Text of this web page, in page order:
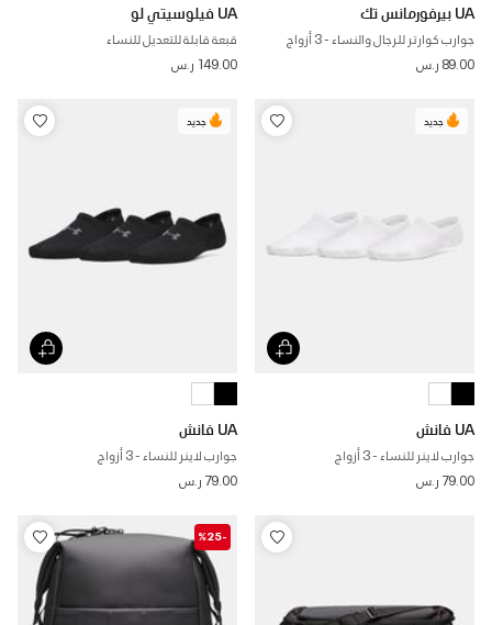
UA بيرفورمانس تك
جوارب كوارتر للرجال والنساء - 3 أزواج
89.00 ر.س
UA فيلوسيتي لو
قبعة قابلة للتعديل للنساء
149.00 ر.س
جديد
UA فانش
جوارب لاينر للنساء - 3 أزواج
79.00 ر.س
جديد
UA فانش
جوارب لاينر للنساء - 3 أزواج
79.00 ر.س
-%25